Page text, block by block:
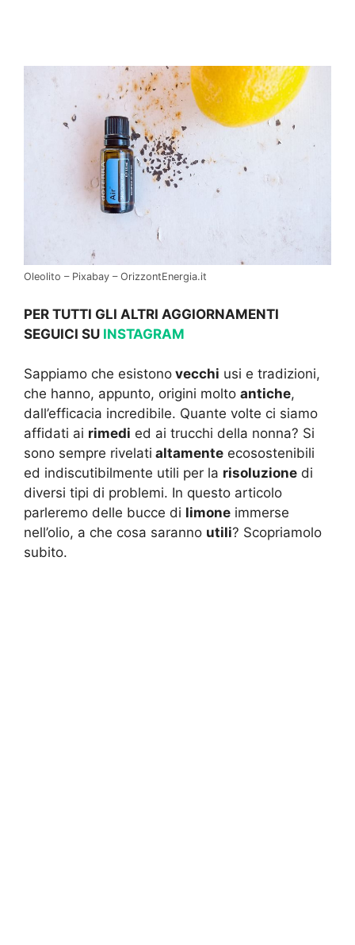
Oleolito – Pixabay – OrizzontEnergia.it
PER TUTTI GLI ALTRI AGGIORNAMENTI
SEGUICI SU INSTAGRAM
Sappiamo che esistono vecchi usi e tradizioni,
che hanno, appunto, origini molto antiche,
dall’efficacia incredibile. Quante volte ci siamo
affidati ai rimedi ed ai trucchi della nonna? Si
sono sempre rivelati altamente ecosostenibili
ed indiscutibilmente utili per la risoluzione di
diversi tipi di problemi. In questo articolo
parleremo delle bucce di limone immerse
nell’olio, a che cosa saranno utili? Scopriamolo
subito.